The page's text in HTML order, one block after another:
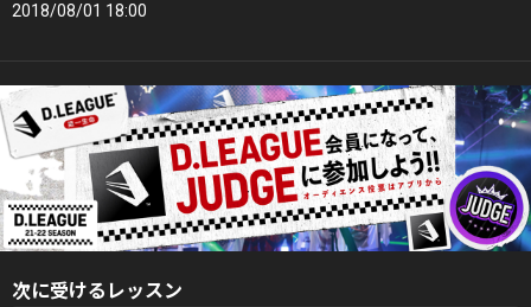
2018/08/01 18:00
次に受けるレッスン